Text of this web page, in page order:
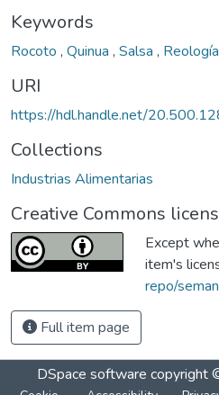
Keywords
Rocoto , Quinua , Salsa , Reología
URI
https://hdl.handle.net/
Collections
Industrias Alimentarias
Creative Commons
Except
item's
repo/
Full item page
DSpace software copyright